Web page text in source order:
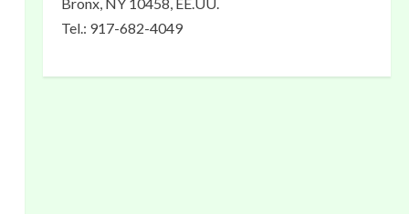
Tel.: 917-682-4049